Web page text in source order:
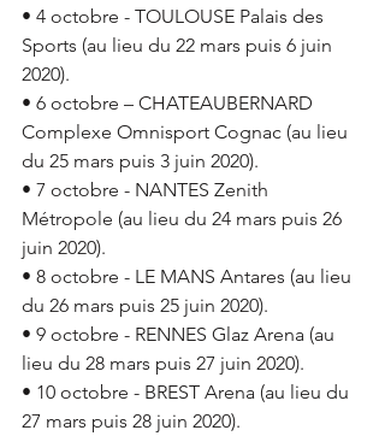
• 4 octobre - TOULOUSE Palais des
Sports (au lieu du 22 mars puis 6 juin
2020).
• 6 octobre – CHATEAUBERNARD
Complexe Omnisport Cognac (au lieu
du 25 mars puis 3 juin 2020).
• 7 octobre - NANTES Zenith
Métropole (au lieu du 24 mars puis 26
juin 2020).
• 8 octobre - LE MANS Antares (au lieu
du 26 mars puis 25 juin 2020).
• 9 octobre - RENNES Glaz Arena (au
lieu du 28 mars puis 27 juin 2020).
• 10 octobre - BREST Arena (au lieu du
27 mars puis 28 juin 2020).